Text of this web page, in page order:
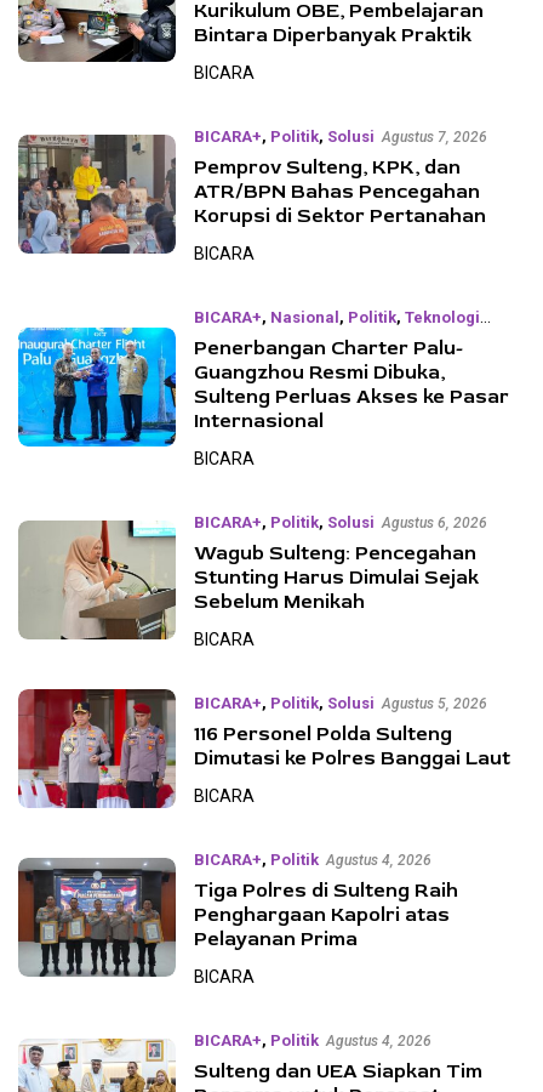
Kurikulum OBE, Pembelajaran
Bintara Diperbanyak Praktik
BICARA
BICARA+, Politik, Solusi Agustus 7, 2026
Pemprov Sulteng, KPK, dan
ATR/BPN Bahas Pencegahan
Korupsi di Sektor Pertanahan
BICARA
BICARA+, Nasional, Politik, Teknologi
Agustus 7, 2026
Penerbangan Charter Palu-
Guangzhou Resmi Dibuka,
Sulteng Perluas Akses ke Pasar
Internasional
BICARA
BICARA+, Politik, Solusi Agustus 6, 2026
Wagub Sulteng: Pencegahan
Stunting Harus Dimulai Sejak
Sebelum Menikah
BICARA
BICARA+, Politik, Solusi Agustus 5, 2026
116 Personel Polda Sulteng
Dimutasi ke Polres Banggai Laut
BICARA
BICARA+, Politik Agustus 4, 2026
Tiga Polres di Sulteng Raih
Penghargaan Kapolri atas
Pelayanan Prima
BICARA
BICARA+, Politik Agustus 4, 2026
Sulteng dan UEA Siapkan Tim